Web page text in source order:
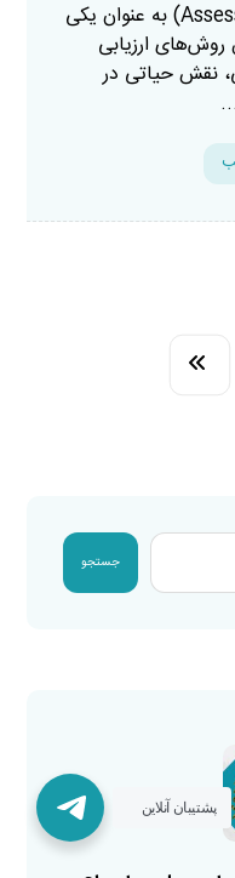
کانون ارزیابی (Assessment Center) به عنوان یکی
روش‌های ارزیابی
نقش حیاتی در
جستجو
پشتیبان آنلاین